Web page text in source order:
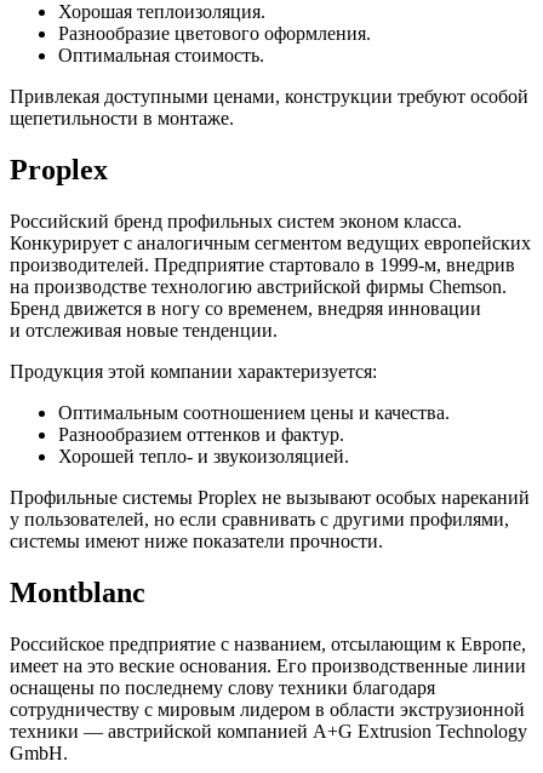
Хорошая теплоизоляция.
Разнообразие цветового оформления.
Оптимальная стоимость.
Привлекая доступными ценами, конструкции требуют особой
щепетильности в монтаже.
Proplex
Российский бренд профильных систем эконом класса.
Конкурирует с аналогичным сегментом ведущих европейских
производителей. Предприятие стартовало в 1999-м, внедрив
на производстве технологию австрийской фирмы Chemson.
Бренд движется в ногу со временем, внедряя инновации
и отслеживая новые тенденции.
Продукция этой компании характеризуется:
Оптимальным соотношением цены и качества.
Разнообразием оттенков и фактур.
Хорошей тепло- и звукоизоляцией.
Профильные системы Proplex не вызывают особых нареканий
у пользователей, но если сравнивать с другими профилями,
системы имеют ниже показатели прочности.
Montblanc
Российское предприятие с названием, отсылающим к Европе,
имеет на это веские основания. Его производственные линии
оснащены по последнему слову техники благодаря
сотрудничеству с мировым лидером в области экструзионной
техники — австрийской компанией A+G Extrusion Technology
GmbH.